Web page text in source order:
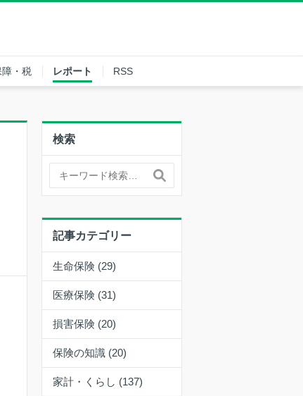
・税 レポート RSS
検索
記事カテゴリー
生命保険 (29)
医療保険 (31)
損害保険 (20)
保険の知識 (20)
家計・くらし (137)